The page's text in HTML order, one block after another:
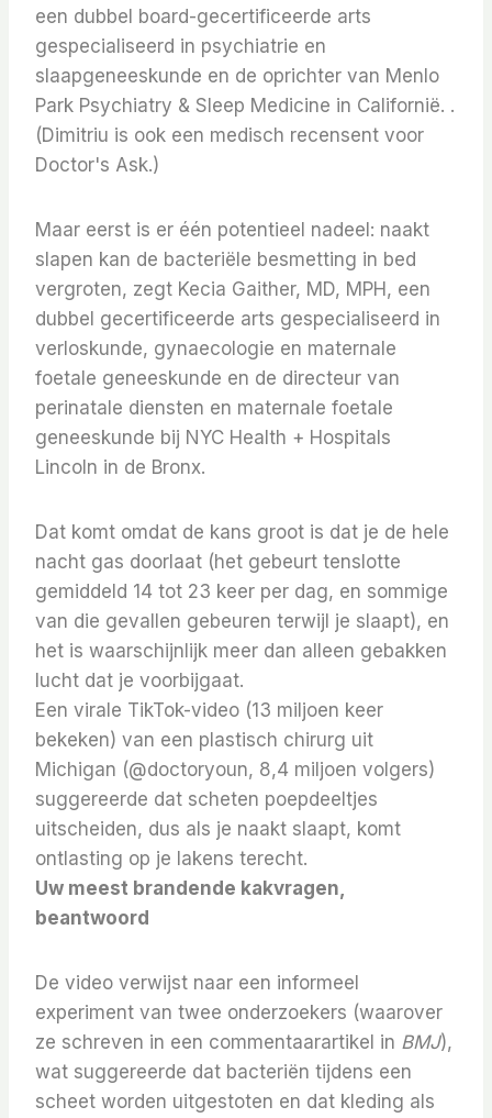
een dubbel board-gecertificeerde arts
gespecialiseerd in psychiatrie en
slaapgeneeskunde en de oprichter van Menlo
Park Psychiatry & Sleep Medicine in Californië. .
(Dimitriu is ook een medisch recensent voor
Doctor's Ask.)
Maar eerst is er één potentieel nadeel: naakt
slapen kan de bacteriële besmetting in bed
vergroten, zegt Kecia Gaither, MD, MPH, een
dubbel gecertificeerde arts gespecialiseerd in
verloskunde, gynaecologie en maternale
foetale geneeskunde en de directeur van
perinatale diensten en maternale foetale
geneeskunde bij NYC Health + Hospitals
Lincoln in de Bronx.
Dat komt omdat de kans groot is dat je de hele
nacht gas doorlaat (het gebeurt tenslotte
gemiddeld 14 tot 23 keer per dag, en sommige
van die gevallen gebeuren terwijl je slaapt), en
het is waarschijnlijk meer dan alleen gebakken
lucht dat je voorbijgaat.
Een virale TikTok-video (13 miljoen keer
bekeken) van een plastisch chirurg uit
Michigan (@doctoryoun, 8,4 miljoen volgers)
suggereerde dat scheten poepdeeltjes
uitscheiden, dus als je naakt slaapt, komt
ontlasting op je lakens terecht.
Uw meest brandende kakvragen,
beantwoord
De video verwijst naar een informeel
experiment van twee onderzoekers (waarover
ze schreven in een commentaarartikel in BMJ),
wat suggereerde dat bacteriën tijdens een
scheet worden uitgestoten en dat kleding als